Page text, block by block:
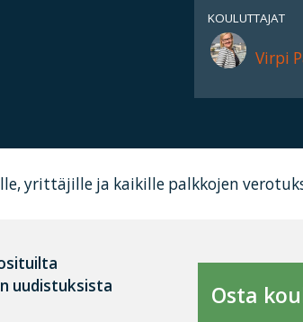
KOULUTTAJAT
Virpi
yrittäjille ja kaikille palkkojen
uudistuksista
Osta